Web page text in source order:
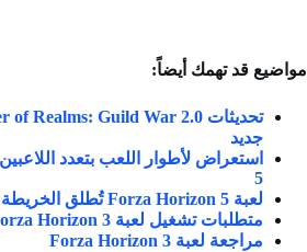
مواضيع قد تهمك أيضاً:
جديد
5
لعبة Forza Horizon 5 تُطلق الخريطة الجديدة Hot Wheels
متطلبات تشغيل لعبة 3 Forza Horizon للكمبيوتر
مراجعة لعبة 3 Forza Horizon